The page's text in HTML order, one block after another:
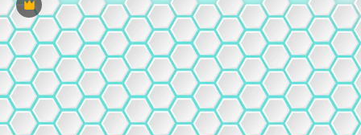
Premium